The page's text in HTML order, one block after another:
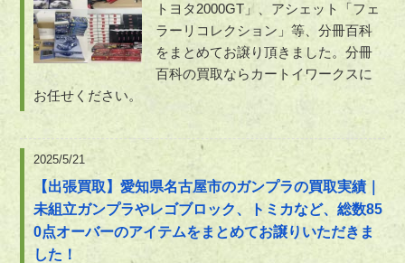
トヨタ2000GT」、アシェット「フェ
ラーリコレクション」等、分冊百科
をまとめてお譲り頂きました。分冊
百科の買取ならカートイワークスに
お任せください。
2025/5/21
【出張買取】愛知県名古屋市のガンプラの買取実績｜
未組立ガンプラやレゴブロック、トミカなど、総数85
0点オーバーのアイテムをまとめてお譲りいただきま
した！